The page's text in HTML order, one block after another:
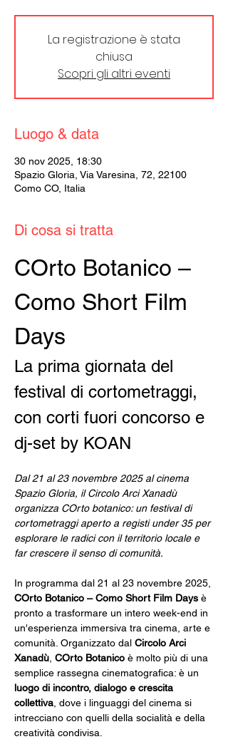
La registrazione è stata
chiusa
Scopri gli altri eventi
Luogo & data
30 nov 2025, 18:30
Spazio Gloria, Via Varesina, 72, 22100
Como CO, Italia
Di cosa si tratta
COrto Botanico –
Como Short Film
Days
La prima giornata del
festival di cortometraggi,
con corti fuori concorso e
dj-set by KOAN
Dal 21 al 23 novembre 2025 al cinema
Spazio Gloria, il Circolo Arci Xanadù
organizza COrto botanico: un festival di
cortometraggi aperto a registi under 35 per
esplorare le radici con il territorio locale e
far crescere il senso di comunità.
In programma dal 21 al 23 novembre 2025,
COrto Botanico – Como Short Film Days è
pronto a trasformare un intero week-end in
un'esperienza immersiva tra cinema, arte e
comunità. Organizzato dal Circolo Arci
Xanadù COrto Botanico è molto più di una
semplice rassegna cinematografica: è un
luogo di incontro, dialogo e crescita
collettiva , dove i linguaggi del cinema si
intrecciano con quelli della socialità e della
creatività condivisa.